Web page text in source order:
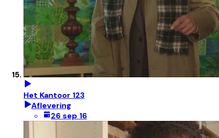
Het Kantoor 123
Aflevering
26 sep 16